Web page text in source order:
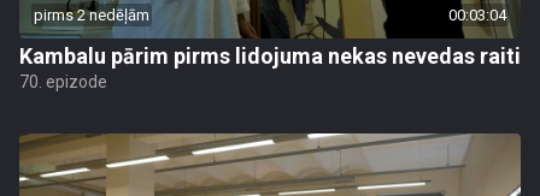
pirms 2 nedēļām 00:03:04
Kambalu pārim pirms lidojuma nekas nevedas raiti
70. epizode